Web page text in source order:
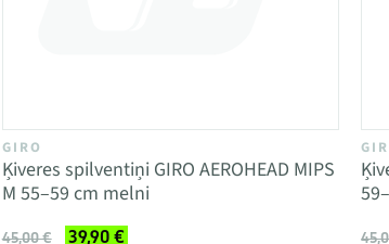
GIRO
Ķiveres spilventiņi GIRO AEROHEAD MIPS
M 55–59 cm melni
45,00 € 39,90 €